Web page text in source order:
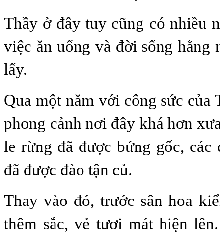
Thầy ở đây tuy cũng có nhiều
việc ăn uống và đời sống hằng
lấy.
Qua một năm với công sức của
phong cảnh nơi đây khá hơn
le rừng đã được bứng gốc, các
đã được đào tận củ.
Thay vào đó, trước sân hoa
thêm sắc, vẻ tươi mát hiện